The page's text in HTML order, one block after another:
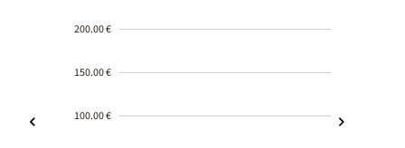
200.00 €
150.00 €
100.00 €